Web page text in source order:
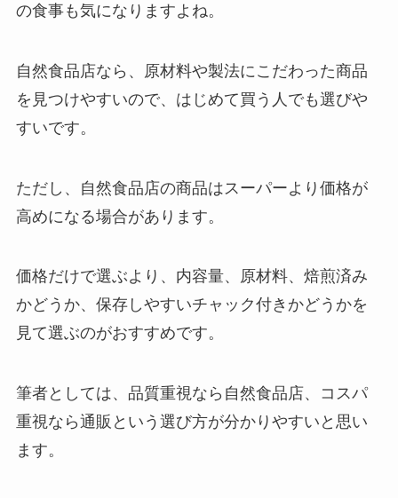
の食事も気になりますよね。
自然食品店なら、原材料や製法にこだわった商品
を見つけやすいので、はじめて買う人でも選びや
すいです。
ただし、自然食品店の商品はスーパーより価格が
高めになる場合があります。
価格だけで選ぶより、内容量、原材料、焙煎済み
かどうか、保存しやすいチャック付きかどうかを
見て選ぶのがおすすめです。
筆者としては、品質重視なら自然食品店、コスパ
重視なら通販という選び方が分かりやすいと思い
ます。